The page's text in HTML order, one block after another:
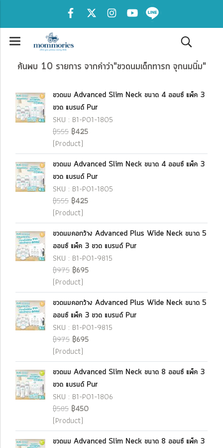
ค้นพบ 10 รายการ จากคำว่า"ขวดนมเด็กทารก จุกนมนิ่ม"
ขวดนม Advanced Slim Neck ขนาด 4 ออนซ์ แพ็ค 3
ขวด แบรนด์ Pur
SKU : B1-P01-1805
฿555 ฿425
(Product)
ขวดนม Advanced Slim Neck ขนาด 4 ออนซ์ แพ็ค 3
ขวด แบรนด์ Pur
SKU : B1-P01-1805
฿555 ฿425
(Product)
ขวดนมคอกว้าง Advanced Plus Wide Neck ขนาด 5
ออนซ์ แพ็ค 3 ขวด แบรนด์ Pur
SKU : B1-P01-9815
฿975 ฿695
(Product)
ขวดนมคอกว้าง Advanced Plus Wide Neck ขนาด 5
ออนซ์ แพ็ค 3 ขวด แบรนด์ Pur
SKU : B1-P01-9815
฿975 ฿695
(Product)
ขวดนม Advanced Slim Neck ขนาด 8 ออนซ์ แพ็ค 3
ขวด แบรนด์ Pur
SKU : B1-P01-1806
฿585 ฿450
(Product)
ขวดนม Advanced Slim Neck ขนาด 8 ออนซ์ แพ็ค 3